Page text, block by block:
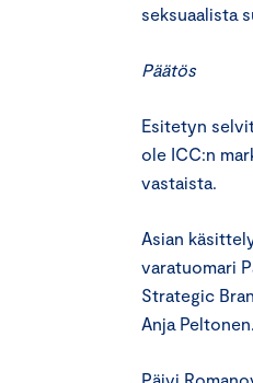
seksuaalista
Päätös
Esitetyn
ole ICC:n
vastaista.
Asian
varatuomari
Strategic
Anja Peltonen.